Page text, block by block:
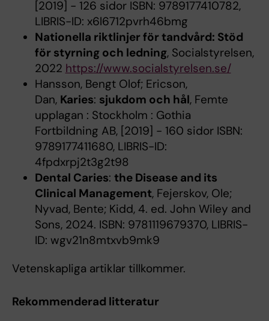
[2019] - 126 sidor ISBN: 9789177410782,
LIBRIS-ID: x6l6712pvrh46bmg
Nationella riktlinjer för tandvård: Stöd
för styrning och ledning, Socialstyrelsen,
2022 https://www.socialstyrelsen.se/
Hansson, Bengt Olof; Ericson,
Dan, Karies: sjukdom och hål, Femte
upplagan : Stockholm : Gothia
Fortbildning AB, [2019] - 160 sidor ISBN:
9789177411680, LIBRIS-ID:
4fpdxrpj2t3g2t98
Dental Caries: the Disease and its
Clinical Management, Fejerskov, Ole;
Nyvad, Bente; Kidd, 4. ed. John Wiley and
Sons, 2024. ISBN: 9781119679370, LIBRIS-
ID: wgv21n8mtxvb9mk9
Vetenskapliga artiklar tillkommer.
Rekommenderad litteratur